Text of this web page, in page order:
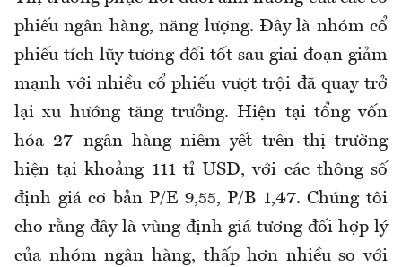
phiếu ngân hàng, năng lượng. Đây là nhóm cổ
phiếu tích lũy tương đối tốt sau giai đoạn giảm
mạnh với nhiều cổ phiếu vượt trội đã quay trở
lại xu hướng tăng trưởng. Hiện tại tổng vốn
hóa 27 ngân hàng niêm yết trên thị trường
hiện tại khoảng 111 tỉ USD, với các thông số
định giá cơ bản P/E 9,55, P/B 1,47. Chúng tôi
cho rằng đây là vùng định giá tương đối hợp lý
của nhóm ngân hàng, thấp hơn nhiều so với